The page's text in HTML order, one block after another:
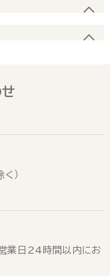
）
業日24時間以内にお